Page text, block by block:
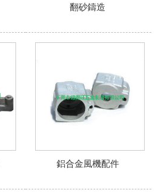
翻砂鑄造
鋁合金風機配件